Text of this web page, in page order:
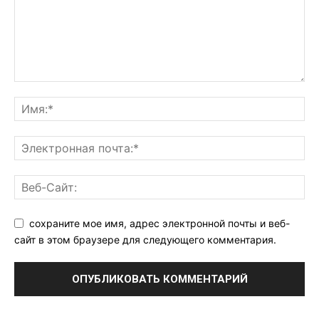
сохраните мое имя, адрес электронной почты и веб-
сайт в этом браузере для следующего комментария.